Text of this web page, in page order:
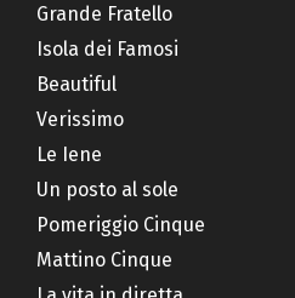
Grande Fratello
Isola dei Famosi
Beautiful
Verissimo
Le Iene
Un posto al sole
Pomeriggio Cinque
Mattino Cinque